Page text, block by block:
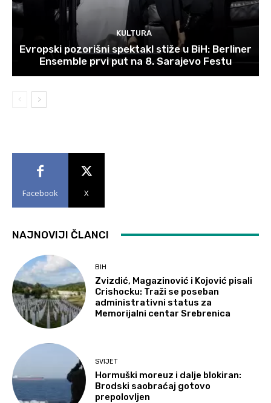
KULTURA
Evropski pozorišni spektakl stiže u BiH: Berliner
Ensemble prvi put na 8. Sarajevo Festu
Facebook X
NAJNOVIJI ČLANCI
BIH
Zvizdić, Magazinović i Kojović pisali
Crishocku: Traži se poseban
administrativni status za
Memorijalni centar Srebrenica
SVIJET
Hormuški moreuz i dalje blokiran:
Brodski saobraćaj gotovo
prepolovljen